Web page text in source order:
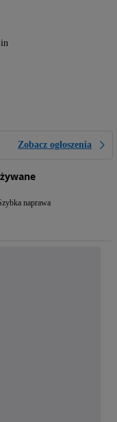
Zobacz ogłoszenia
naprawa